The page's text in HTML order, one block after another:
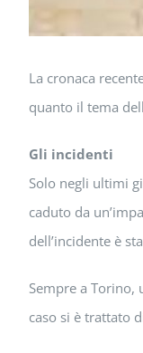
La cronaca
quanto il tema
Gli incidenti
Solo negli ultimi
caduto da
dell’incidente è
Sempre a Torino,
caso si è trattato